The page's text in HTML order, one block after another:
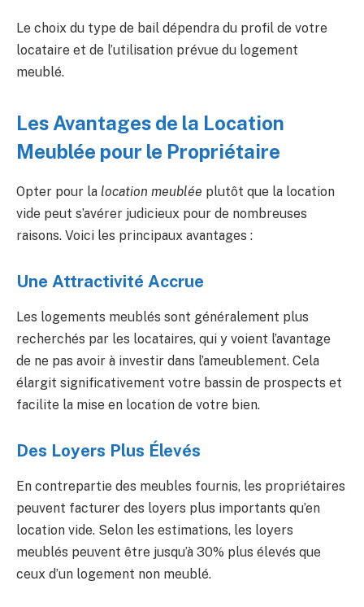
Le choix du type de bail dépendra du profil de votre
locataire et de l’utilisation prévue du logement
meublé.
Les Avantages de la Location
Meublée pour le Propriétaire
Opter pour la location meublée plutôt que la location
vide peut s’avérer judicieux pour de nombreuses
raisons. Voici les principaux avantages :
Une Attractivité Accrue
Les logements meublés sont généralement plus
recherchés par les locataires, qui y voient l’avantage
de ne pas avoir à investir dans l’ameublement. Cela
élargit significativement votre bassin de prospects et
facilite la mise en location de votre bien.
Des Loyers Plus Élevés
En contrepartie des meubles fournis, les propriétaires
peuvent facturer des loyers plus importants qu’en
location vide. Selon les estimations, les loyers
meublés peuvent être jusqu’à 30% plus élevés que
ceux d’un logement non meublé.